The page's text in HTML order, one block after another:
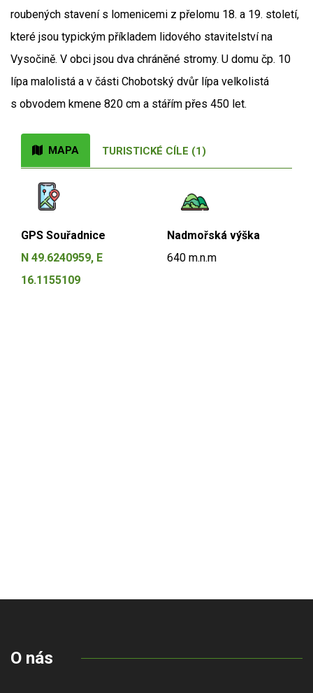
roubených stavení s lomenicemi z přelomu 18. a 19. století,
které jsou typickým příkladem lidového stavitelství na
Vysočině. V obci jsou dva chráněné stromy. U domu čp. 10
lípa malolistá a v části Chobotský dvůr lípa velkolistá
s obvodem kmene 820 cm a stářím přes 450 let.
MAPA TURISTICKÉ CÍLE (1)
GPS Souřadnice
N 49.6240959, E
16.1155109
Nadmořská výška
640 m.n.m
O nás